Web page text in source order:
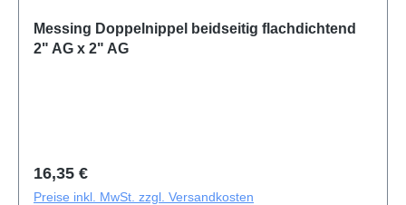
Messing Doppelnippel beidseitig flachdichtend
2" AG x 2" AG
Regulärer Preis:
16,35 €
Preise inkl. MwSt. zzgl. Versandkosten